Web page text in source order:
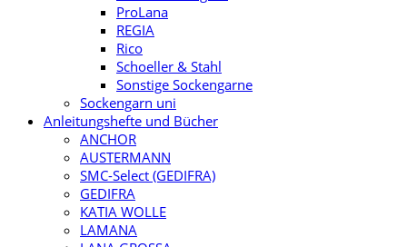
ProLana
REGIA
Rico
Schoeller & Stahl
Sonstige Sockengarne
Sockengarn uni
Anleitungshefte und Bücher
ANCHOR
AUSTERMANN
SMC-Select (GEDIFRA)
GEDIFRA
KATIA WOLLE
LAMANA